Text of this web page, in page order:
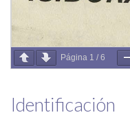
Página 1 / 6
Identificación